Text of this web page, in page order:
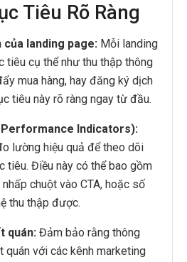
Tiêu Rõ Ràng
của landing page: Mỗi landing
tiêu cụ thể như thu thập thông
mua hàng, hay đăng ký dịch
tiêu này rõ ràng ngay từ đầu.
Performance Indicators):
lường hiệu quả để theo dõi
tiêu. Điều này có thể bao gồm
chuột vào CTA, hoặc số
thu thập được.
quán: Đảm bảo rằng thông
quán với các kênh marketing